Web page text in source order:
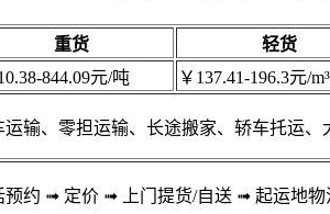
重货
轻货
844.09元/吨 ￥137.41-196.3元/m³
运输、零担运输、长途搬家、轿车托运
预约 ➟ 定价 ➟ 上门提货/自送 ➟ 起运地